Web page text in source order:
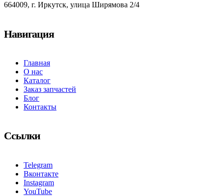
664009, г. Иркутск, улица Ширямова 2/4
Навигация
Главная
О нас
Каталог
Заказ запчастей
Блог
Контакты
Ссылки
Telegram
Вконтакте
Instagram
YouTube